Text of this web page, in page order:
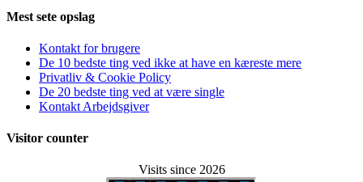
Mest sete opslag
Kontakt for brugere
De 10 bedste ting ved ikke at have en kæreste mere
Privatliv & Cookie Policy
De 20 bedste ting ved at være single
Kontakt Arbejdsgiver
Visitor counter
Visits since 2026